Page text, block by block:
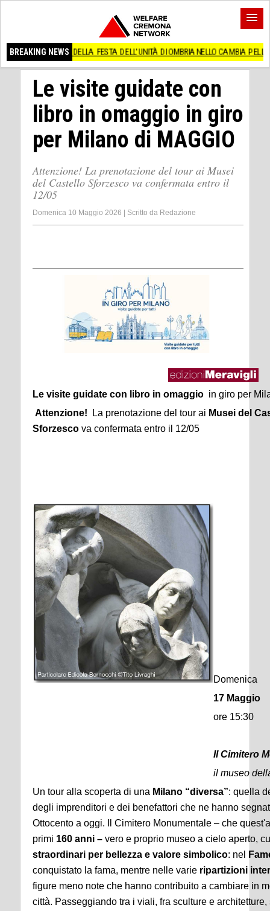
BREAKING NEWS
DELLA FESTA DELL'UNITÀ DI OMBRIANELLO CAMBIA PELLE La strage
Le visite guidate con
libro in omaggio in giro
per Milano di MAGGIO
Attenzione! La prenotazione del tour ai Musei
del Castello Sforzesco va confermata entro il
12/05
Domenica 10 Maggio 2026 Scritto da Redazione
Le visite guidate con libro in omaggio in giro per
Attenzione!
La prenotazione del tour ai Musei del
Sforzesco va confermata entro il 12/05
Domenica
17 Maggio
ore 15:30
Il Cimitero
il museo
Un tour alla scoperta di una Milano “diversa”: quella
degli imprenditori e dei benefattori che ne hanno
Ottocento a oggi. Il Cimitero Monumentale – che
primi 160 anni – vero e proprio museo a cielo aperto,
straordinari per bellezza e valore simbolico: nel
conquistato la fama, mentre nelle varie ripartizioni
figure meno note che hanno contribuito a cambiare in
città. Passeggiando tra i viali, fra sculture e